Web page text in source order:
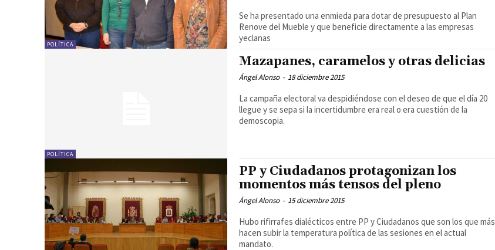
POLÍTICA
Se ha presentado una enmieda para dotar de presupuesto al Plan
Renove del Mueble y que beneficie directamente a las empresas
yeclanas
POLÍTICA
Mazapanes, caramelos y otras delicias
Ángel Alonso - 18 diciembre 2015
La campaña electoral va despidiéndose con el deseo de que el día 20
llegue y se sepa si la incertidumbre era real o era cuestión de la
demoscopia.
PP y Ciudadanos protagonizan los
momentos más tensos del pleno
Ángel Alonso - 15 diciembre 2015
Hubo rifirrafes dialécticos entre PP y Ciudadanos que son los que más
hacen subir la temperatura política de las sesiones en el actual
mandato.